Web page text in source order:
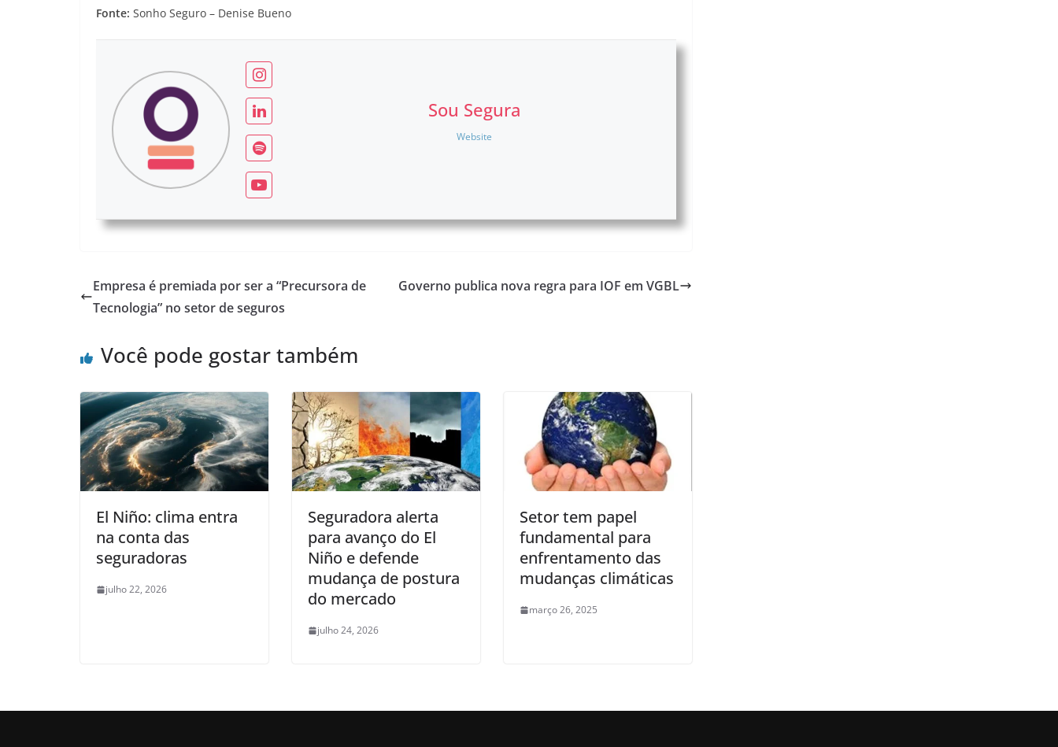
Fonte: Sonho Seguro – Denise Bueno
Sou Segura
Website
Empresa é premiada por ser a “Precursora de
Tecnologia” no setor de seguros
Governo publica nova regra para IOF em VGBL
Você pode gostar também
El Niño: clima entra
na conta das
seguradoras
julho 22, 2026
Seguradora alerta
para avanço do El
Niño e defende
mudança de postura
do mercado
julho 24, 2026
Setor tem papel
fundamental para
enfrentamento das
mudanças climáticas
março 26, 2025